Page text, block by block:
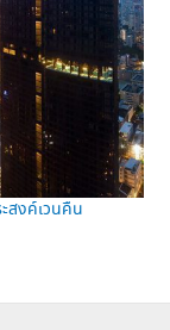
สงค์เวนคืน